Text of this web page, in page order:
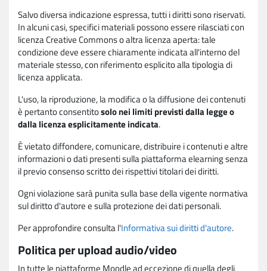
Salvo diversa indicazione espressa, tutti i diritti sono riservati.
In alcuni casi, specifici materiali possono essere rilasciati con
licenza Creative Commons o altra licenza aperta: tale
condizione deve essere chiaramente indicata all'interno del
materiale stesso, con riferimento esplicito alla tipologia di
licenza applicata.
L'uso, la riproduzione, la modifica o la diffusione dei contenuti
è pertanto consentitosolo nei limiti previsti dalla legge o
dalla licenza esplicitamente indicata.
È vietato diffondere, comunicare, distribuire i contenuti e altre
informazioni o dati presenti sulla piattaforma elearning senza
il previo consenso scritto dei rispettivi titolari dei diritti.
Ogni violazione sarà punita sulla base della vigente normativa
sul diritto d'autore e sulla protezione dei dati personali.
Per approfondire consulta l'Informativa sui diritti d'autore.
Politica per upload audio/video
In tutte le piattaforme Moodle ad eccezione di quella degli